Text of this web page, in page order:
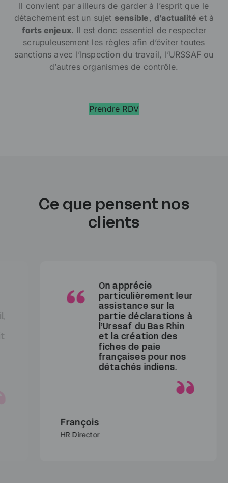
Il convient par ailleurs de garder à l’esprit que le
détachement est un sujet sensible, d’actualité et à
forts enjeux. Il est donc essentiel de respecter
scrupuleusement les règles afin d’éviter toutes
sanctions avec l’Inspection du travail, l’URSSAF ou
d’autres organismes de contrôle.
Prendre RDV
Ce que pensent nos
clients
On apprécie
particulièrement leur
assistance sur la
partie déclarations à
l’Urssaf du Bas Rhin
et la création des
fiches de paie
françaises pour nos
détachés indiens.
François
HR Director